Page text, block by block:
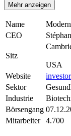
Mehr anzeigen
Name
CEO
Sitz
USA
Website
Sektor
Industrie
Börsengang
Mitarbeiter
4.700